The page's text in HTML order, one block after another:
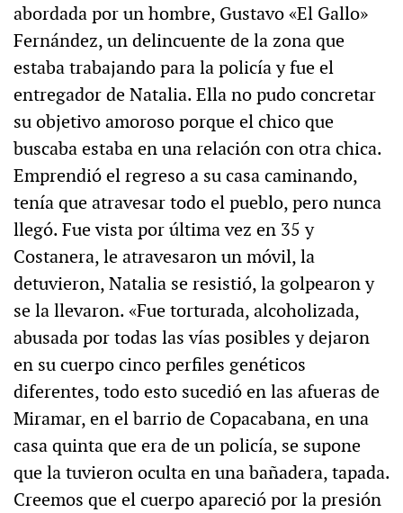
abordada por un hombre, Gustavo «El Gallo»
Fernández, un delincuente de la zona que
estaba trabajando para la policía y fue el
entregador de Natalia. Ella no pudo concretar
su objetivo amoroso porque el chico que
buscaba estaba en una relación con otra chica.
Emprendió el regreso a su casa caminando,
tenía que atravesar todo el pueblo, pero nunca
llegó. Fue vista por última vez en 35 y
Costanera, le atravesaron un móvil, la
detuvieron, Natalia se resistió, la golpearon y
se la llevaron. «Fue torturada, alcoholizada,
abusada por todas las vías posibles y dejaron
en su cuerpo cinco perfiles genéticos
diferentes, todo esto sucedió en las afueras de
Miramar, en el barrio de Copacabana, en una
casa quinta que era de un policía, se supone
que la tuvieron oculta en una bañadera, tapada.
Creemos que el cuerpo apareció por la presión